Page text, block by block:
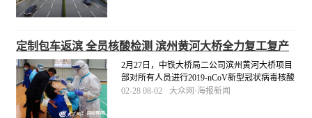
定制包车返滨 全员核酸检测 滨州黄河大桥全力复工复产
2月27日，中铁大桥局二公司滨州黄河大桥项目
部对所有人员进行2019-nCoV新型冠状病毒核酸
检测，严格落实疫情防控主体责任，为项目安
02-28 08-02 大众网·海报新闻